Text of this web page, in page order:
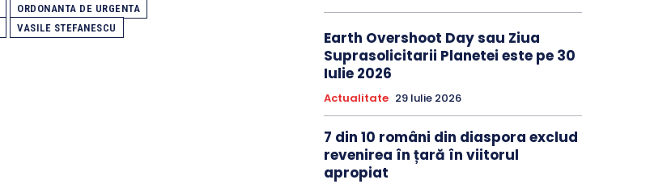
ORDONANTA DE URGENTA
VASILE STEFANESCU
Earth Overshoot Day sau Ziua
Suprasolicitarii Planetei este pe 30
Iulie 2026
Actualitate 29 Iulie 2026
7 din 10 români din diaspora exclud
revenirea în țară în viitorul
apropiat